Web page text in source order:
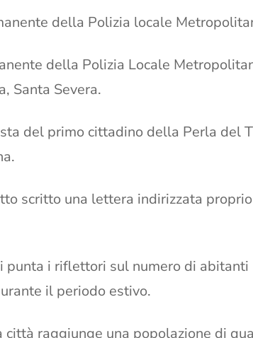
della Polizia locale
della Polizia Locale
Santa Severa.
del primo cittadino della Perla del
scritto una lettera indirizzata
punta i riflettori sul numero di
il periodo estivo.
città raggiunge una popolazione di